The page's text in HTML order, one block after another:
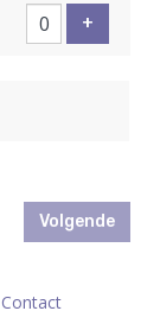
+
Volgende
Contact